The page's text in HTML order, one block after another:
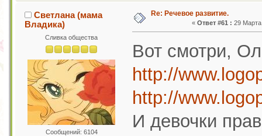
Светлана (мама
Владика)
Сливка общества
Сообщений: 6104
Re: Речевое развитие.
« Ответ #61 : 29
Вот смотри,
http://
http://
И девочки